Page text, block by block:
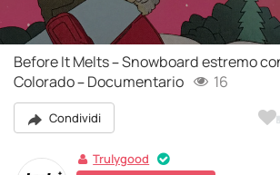
Before It Melts – Snowboard estremo
Colorado – Documentario
16
Condividi
Trulygood